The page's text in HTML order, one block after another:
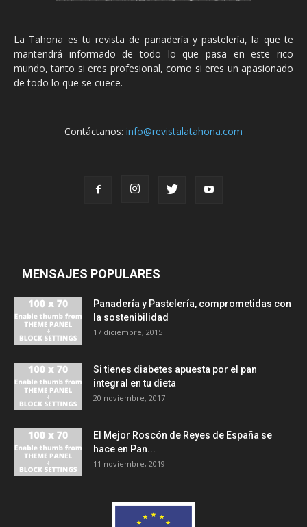
La Tahona es tu revista de panadería y pastelería, la que te
mantendrá informado de todo lo que pasa en este rico
mundo, tanto si eres profesional, como si eres un apasionado
de todo lo que se cuece.
Contáctanos: info@revistalatahona.com
MENSAJES POPULARES
Panadería y Pastelería, comprometidas con
la sostenibilidad
17 diciembre, 2015
Si tienes diabetes apuesta por el pan
integral en tu dieta
20 noviembre, 2017
El Mejor Roscón de Reyes de España se
hace en Pan...
11 noviembre, 2019